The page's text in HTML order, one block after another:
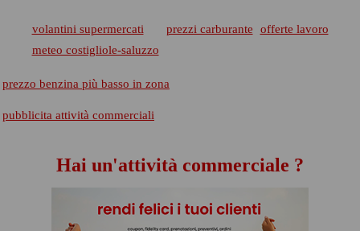
volantini supermercati prezzi carburante
offerte lavoro
meteo costigliole-saluzzo
prezzo benzina più basso in zona
pubblicita attività commerciali
Hai un'attività commerciale ?